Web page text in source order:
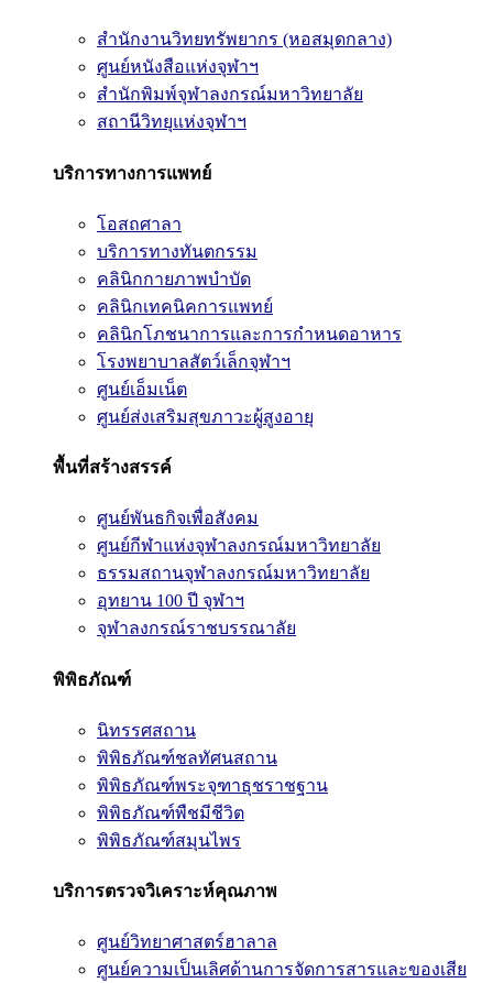
สำนักงานวิทยทรัพยากร (หอสมุดกลาง)
ศูนย์หนังสือแห่งจุฬาฯ
สำนักพิมพ์จุฬาลงกรณ์มหาวิทยาลัย
สถานีวิทยุแห่งจุฬาฯ
บริการทางการแพทย์
โอสถศาลา
บริการทางทันตกรรม
คลินิกกายภาพบำบัด
คลินิกเทคนิคการแพทย์
คลินิกโภชนาการและการกำหนดอาหาร
โรงพยาบาลสัตว์เล็กจุฬาฯ
ศูนย์เอ็มเน็ต
ศูนย์ส่งเสริมสุขภาวะผู้สูงอายุ
พื้นที่สร้างสรรค์
ศูนย์พันธกิจเพื่อสังคม
ศูนย์กีฬาแห่งจุฬาลงกรณ์มหาวิทยาลัย
ธรรมสถานจุฬาลงกรณ์มหาวิทยาลัย
อุทยาน 100 ปี จุฬาฯ
จุฬาลงกรณ์ราชบรรณาลัย
พิพิธภัณฑ์
นิทรรศสถาน
พิพิธภัณฑ์ชลทัศนสถาน
พิพิธภัณฑ์พระจุฑาธุชราชฐาน
พิพิธภัณฑ์พืชมีชีวิต
พิพิธภัณฑ์สมุนไพร
บริการตรวจวิเคราะห์คุณภาพ
ศูนย์วิทยาศาสตร์ฮาลาล
ศูนย์ความเป็นเลิศด้านการจัดการสารและของเสีย